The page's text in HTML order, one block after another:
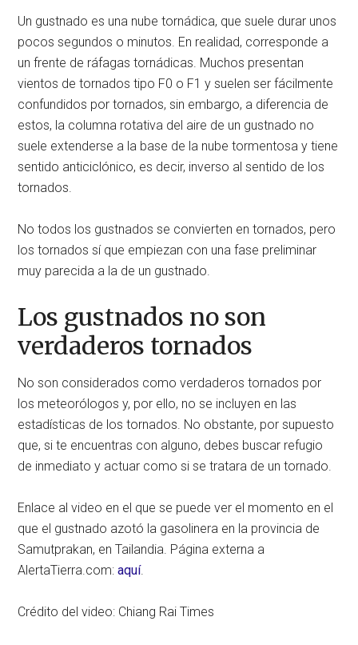
Un gustnado es una nube tornádica, que suele durar unos
pocos segundos o minutos. En realidad, corresponde a
un frente de ráfagas tornádicas. Muchos presentan
vientos de tornados tipo F0 o F1 y suelen ser fácilmente
confundidos por tornados, sin embargo, a diferencia de
estos, la columna rotativa del aire de un gustnado no
suele extenderse a la base de la nube tormentosa y tiene
sentido anticiclónico, es decir, inverso al sentido de los
tornados.
No todos los gustnados se convierten en tornados, pero
los tornados sí que empiezan con una fase preliminar
muy parecida a la de un gustnado.
Los gustnados no son
verdaderos tornados
No son considerados como verdaderos tornados por
los meteorólogos y, por ello, no se incluyen en las
estadísticas de los tornados. No obstante, por supuesto
que, si te encuentras con alguno, debes buscar refugio
de inmediato y actuar como si se tratara de un tornado.
Enlace al video en el que se puede ver el momento en el
que el gustnado azotó la gasolinera en la provincia de
Samutprakan, en Tailandia. Página externa a
AlertaTierra.com:aquí.
Crédito del video: Chiang Rai Times